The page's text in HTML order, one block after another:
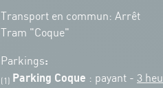
Transport en commun: Arrêt
Tram "Coque"
Parkings:
(1) Parking Coque : payant - 3